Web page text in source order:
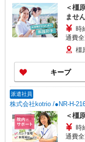
＜橿
ませ
時
通費
橿
キープ
派遣社員
株式会社kotrio /●NR-H-
＜橿
時
通費